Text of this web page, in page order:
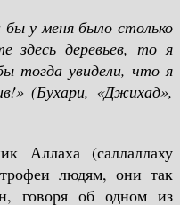
у меня было столько
здесь деревьев, то я
тогда увидели, что я
(Бухари, «Джихад»,
Аллаха (саллаллаху
людям, они так
говоря об одном из